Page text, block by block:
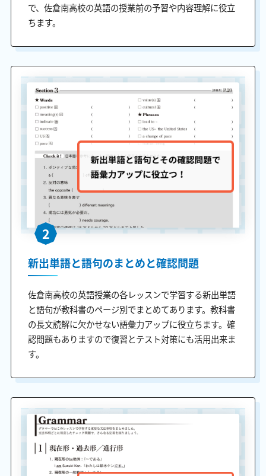
で、佐倉南高校の英語の授業前の予習や内容理解に役立
ちます。
2
新出単語と語句のまとめと確認問題
佐倉南高校の英語授業の各レッスンで学習する新出単語
と語句が教科書のページ別でまとめてあります。教科書
の長文読解に欠かせない語彙力アップに役立ちます。確
認問題もありますので復習とテスト対策にも活用出来ま
す。